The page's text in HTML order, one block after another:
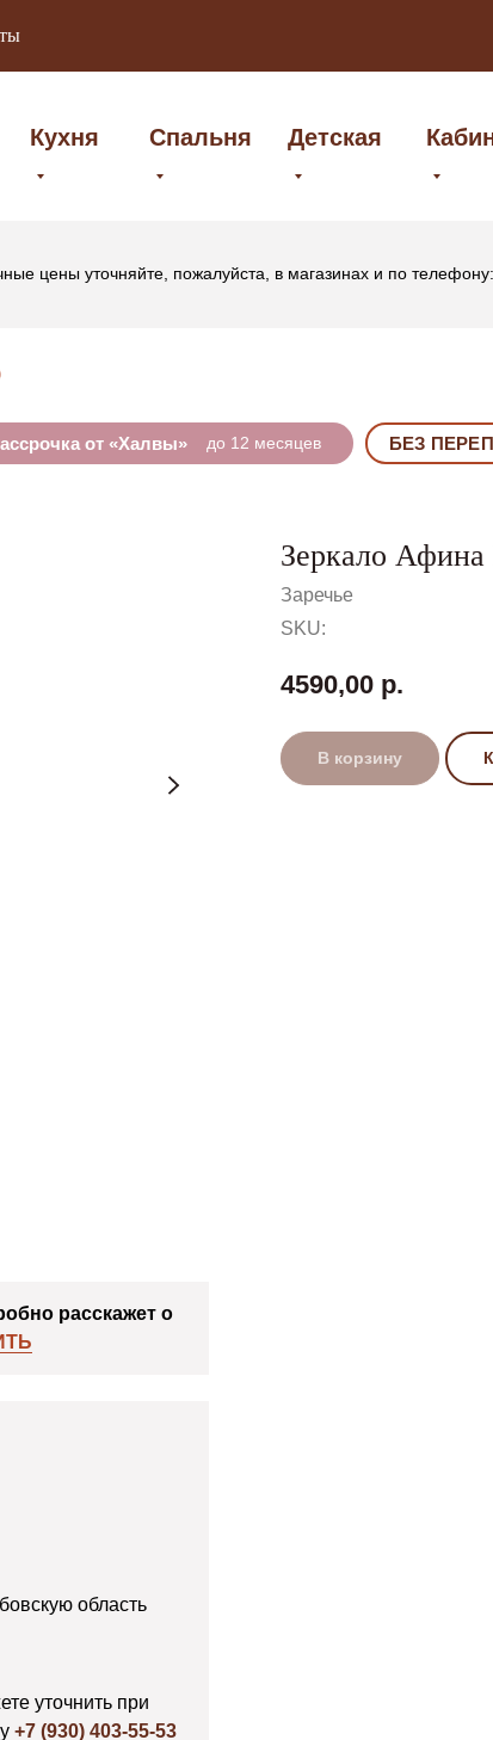
Кухня Спальня Детская
цены уточняйте, пожалуйста, в магазинах и по телефону:
от «Халвы» до 12 месяцев БЕЗ
Зеркало
Заречье
SKU:
4590,00 р.
В корзину
расскажет о
область
уточнить при
+7 (930) 403-55-53